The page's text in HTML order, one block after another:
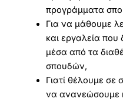
προγράμματα
Για να μάθουμε
και εργαλεία
μέσα από τα
σπουδών,
Γιατί θέλουμε σε
να ανανεώσουμε